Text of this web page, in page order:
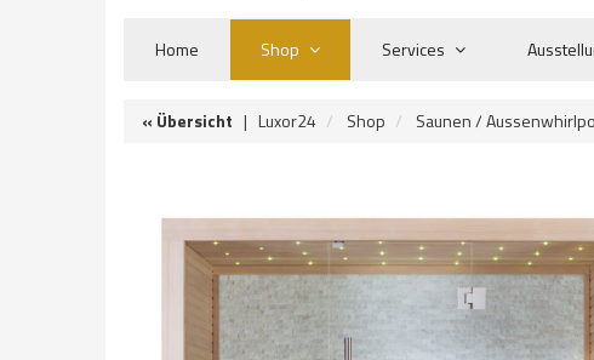
Home Shop Services
« Übersicht | Luxor24 Shop Saunen /